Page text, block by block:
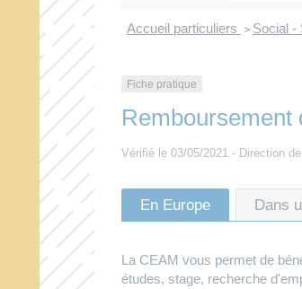
Accueil particuliers > Social -
Fiche pratique
Remboursement
Vérifié le 03/05/2021 - Direction
En Europe Dans
La CEAM vous permet de
études, stage, recherche